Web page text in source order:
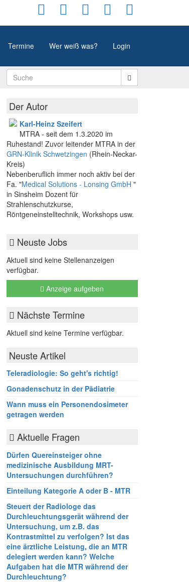
Termine Wer weiß was? Login
Der Autor
Karl-Heinz Szeifert
MTRA - seit dem 1.3.2020 im
Ruhestand! Zuvor leitender MTRA in der
GRN-Klinik Schwetzingen (Rhein-Neckar-
Kreis)
Nebenberuflich immer noch aktiv bei der
Fa. "Medical Solutions - Lonsing GmbH "
in Sinsheim Dozent für
Strahlenschutzkurse,
Röntgeneinstelltechnik, Workshops usw.
Neuste Jobs
Aktuell sind keine Stellenanzeigen
verfügbar.
Anzeige aufgeben
Nächste Termine
Aktuell sind keine Termine verfügbar.
Neuste Artikel
Teleradiologie: So geht's richtig!
Gonadenschutz in der Pädiatrie
Wann muss ein Personendosimeter
getragen werden
Aktuelle Fragen
Dürfen Quereinsteiger ohne
medizinische Ausbildung MRT-
Untersuchungen durchführen?
Einteilung Kategorie A oder B - MTR
Steuert der Radiologe das
Durchleuchtungsgerät während der
Untersuchung, um z.B. das
Kontrastmittel zu verfolgen? Ist das
eine ärztliche Leistung, die an MTR
delegiert werden kann? Welche
Aufgaben hat die MTR während der
Durchleuchtung?